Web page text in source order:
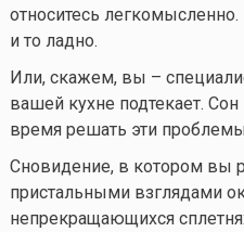
относитесь
и то ладно.
Или, скажем, вы –
вашей кухне подтекает.
время решать эти
Сновидение, в котором вы
пристальными взглядами
непрекращающихся